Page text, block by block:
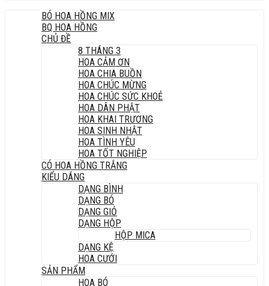
BÓ HOA HỒNG MIX
BQ HOA HỒNG
CHỦ ĐỀ
8 THÁNG 3
HOA CẢM ƠN
HOA CHIA BUỒN
HOA CHÚC MỪNG
HOA CHÚC SỨC KHOẺ
HOA DÂN PHẬT
HOA KHAI TRƯƠNG
HOA SINH NHẬT
HOA TÌNH YÊU
HOA TỐT NGHIỆP
CÓ HOA HỒNG TRẮNG
KIỂU DÁNG
DẠNG BÌNH
DẠNG BÓ
DẠNG GIỎ
DẠNG HỘP
HỘP MICA
DẠNG KỆ
HOA CƯỚI
SẢN PHẨM
HOA BÓ